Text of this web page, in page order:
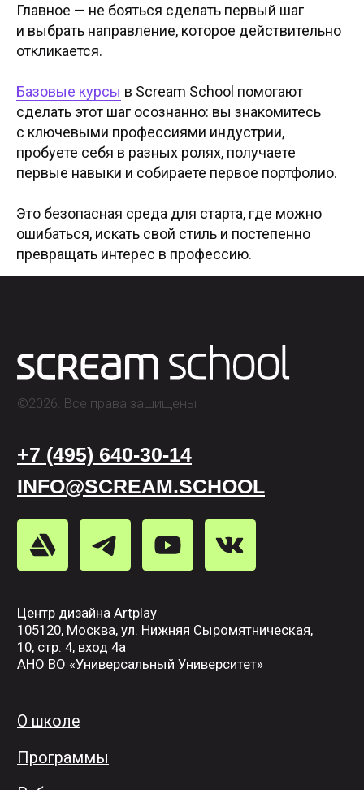
Главное — не бояться сделать первый шаг
и выбрать направление, которое действительно
откликается.
Базовые курсы в Scream School помогают
сделать этот шаг осознанно: вы знакомитесь
с ключевыми профессиями индустрии,
пробуете себя в разных ролях, получаете
первые навыки и собираете первое портфолио.
Это безопасная среда для старта, где можно
ошибаться, искать свой стиль и постепенно
превращать интерес в профессию.
Способы оплаты и правила возврата
денежных средств
«Универсальный Университет»